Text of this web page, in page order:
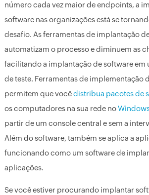
número cada vez maior de endpoints, a
software nas organizações está se
desafio. As ferramentas de implantação
automatizam o processo e diminuem as
facilitando a implantação de software em
de teste. Ferramentas de implementação
permitem que vocêdistribua pacotes de
os computadores na sua rede no
partir de um console central e sem a
Além do software, também se aplica a
funcionando como um software de
aplicações.
Se você estiver procurando implantar